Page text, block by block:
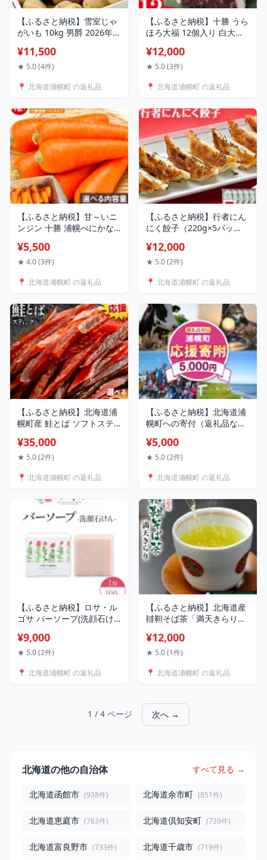
【ふるさと納税】雪室じゃ
がいも 10kg 男爵 2026年先
ホクホク 浦幌町農業協同組
合 北海道 十勝 浦幌町 産地
爵いも じゃがバター フラ
食 料理 常備菜 送料無料
《3月上旬以降出荷》
¥11,500
★ 5.0 (4件)
📍 北海道浦幌町 の返礼品
【ふるさと納税】十勝 うら
ほろ大福 12個入り 白大福
売会 《60日以内に出荷予定
(土日祝除く)》北海道 浦幌
お菓子 スイーツ 餅
¥12,000
★ 5.0 (3件)
📍 北海道浦幌町 の返礼品
【ふるさと納税】甘～いニ
ンジン 十勝 浦幌べにかな
2kg 10～20本 or 約5kg 40
～50本 農事組合法人レギュ
頃出荷》北海道 浦幌町 人
お野菜 やさい 紅奏 シャキ
シャキ 甘い
¥5,500
★ 4.0 (3件)
📍 北海道浦幌町 の返礼品
【ふるさと納税】行者にん
にく餃子（220g×5パッ
(土日祝除く)》北海道 浦幌
町 ユーエム ニンニク 行者
ぎょうざ ギョーザ
¥12,000
★ 5.0 (2件)
📍 北海道浦幌町 の返礼品
【ふるさと納税】北海道浦
幌町産 鮭とば ソフトステ
/ 10袋 ( 600g ) / 15袋 (
900g )/ 20袋 ( 1.2kg ) 山本
とり やわらか 個包装 ビー
料無料
¥35,000
★ 5.0 (2件)
📍 北海道浦幌町 の返礼品
【ふるさと納税】北海道浦
幌町への寄付（返礼品な
します
¥5,000
★ 5.0 (2件)
📍 北海道浦幌町 の返礼品
【ふるさと納税】ロサ・ル
ゴサ バーソープ(洗顔石け
下旬頃から順次発送》株式
会社ciokay 北海道 浦幌町
っけん 化粧品
¥9,000
★ 5.0 (2件)
📍 北海道浦幌町 の返礼品
【ふるさと納税】北海道産
韃靼そば茶「満天きらり」
《30日以内に出荷予定(土日
祝除く)》 北海道 浦幌町 そ
品 ドリンク ノンカフェイ
¥12,000
★ 5.0 (1件)
📍 北海道浦幌町 の返礼品
1 / 4 ページ 次へ →
北海道の他の自治体 すべて見る →
北海道函館市 (938件) 北海道余市町 (851件)
北海道恵庭市 (763件) 北海道倶知安町 (739件)
北海道富良野市 (733件) 北海道千歳市 (719件)